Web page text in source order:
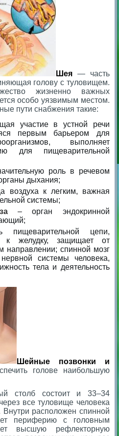
Шея — часть
голову с туловищем.
жизненно важных
особо уязвимым местом.
пути снабжения такие:
участие в устной речи
первым барьером для
выполняет
для пищеварительной
роль в речевом
дыхания;
воздуха к легким, важная
системы;
– орган эндокринной
цепи,
к желудку, защищает от
направлении; спинной мозг
системы человека,
тела и деятельность
Шейные позвонки и
голове наибольшую
столб состоит и 33–34
все туловище человека
расположен спинной
периферию с головным
высшую рефлекторную